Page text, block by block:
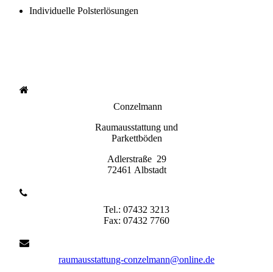
Individuelle Polsterlösungen
Conzelmann
Raumausstattung und
Parkettböden
Adlerstraße 29
72461 Albstadt
Tel.: 07432 3213
Fax: 07432 7760
raumausstattung-conzelmann@online.de